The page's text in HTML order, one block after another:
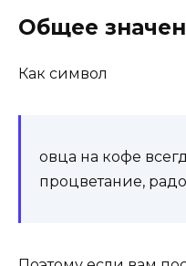
Общее
Как символ
овца на кофе
процветание,